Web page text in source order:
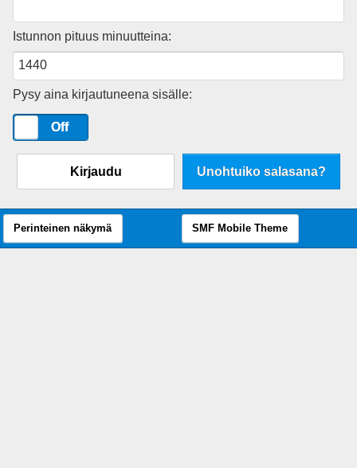
Istunnon pituus minuutteina:
Pysy aina kirjautuneena sisälle:
Off
Kirjaudu Unohtuiko salasana?
Perinteinen näkymä SMF Mobile Theme